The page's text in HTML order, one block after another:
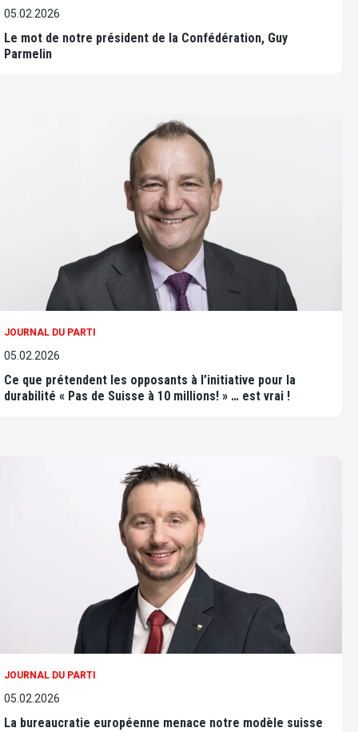
05.02.2026
Le mot de notre président de la Confédération, Guy
Parmelin
JOURNAL DU PARTI
05.02.2026
Ce que prétendent les opposants à l’initiative pour la
durabilité « Pas de Suisse à 10 millions! » … est vrai !
JOURNAL DU PARTI
05.02.2026
La bureaucratie européenne menace notre modèle suisse